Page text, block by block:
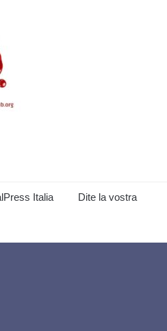
Italia Dite la vostra